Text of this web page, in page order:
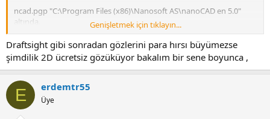
ncad.pgp "C:\Program Files (x86)\Nanosoft AS\nanoCAD en 5.0"
altında.
Font dosyaları "C:\ProgramData\Nanosoft AS\nanoCAD Int
5.0\SHX" altında.
Genişletmek için tıklayın...
Draftsight gibi sonradan gözlerini para hırsı büyümezse
şimdilik 2D ücretsiz gözüküyor bakalım bir sene boyunca ,
E erdemtr55
Üye